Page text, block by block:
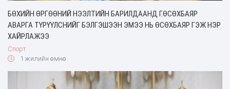
БӨХИЙН ӨРГӨӨНИЙ НЭЭЛТИЙН БАРИЛДААНД Г.ӨСӨХБАЯР
АВАРГА ТҮРҮҮЛСНИЙГ БЭЛГЭШЭЭН ЭМЭЭ НЬ ӨСӨХБАЯР ГЭЖ НЭР
ХАЙРЛАЖЭЭ
Спорт
1 жилийн өмнө